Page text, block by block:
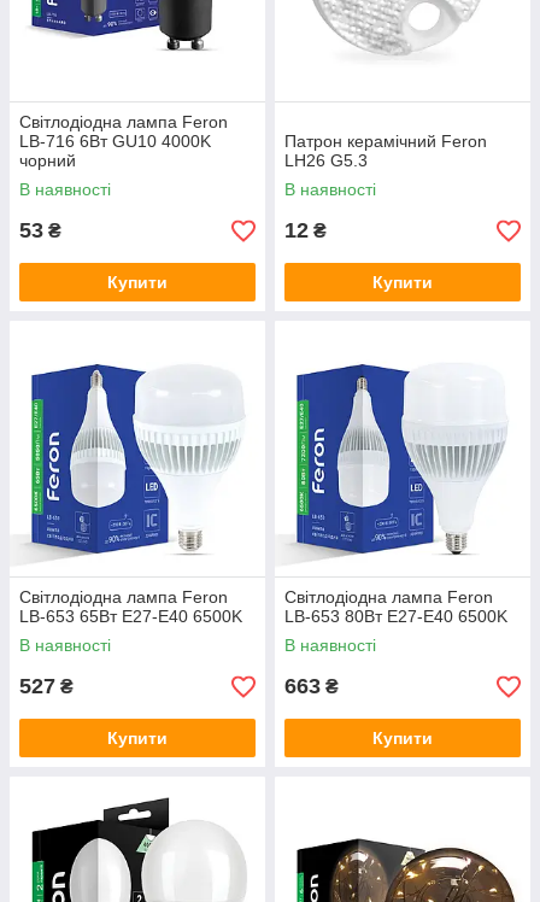
Світлодіодна лампа Feron
LB-716 6Вт GU10 4000K
чорний
В наявності
53 ₴
Купити
Патрон керамічний Feron
LH26 G5.3
В наявності
12 ₴
Купити
Світлодіодна лампа Feron
LB-653 65Вт Е27-E40 6500K
В наявності
527 ₴
Купити
Світлодіодна лампа Feron
LB-653 80Вт Е27-E40 6500K
В наявності
663 ₴
Купити